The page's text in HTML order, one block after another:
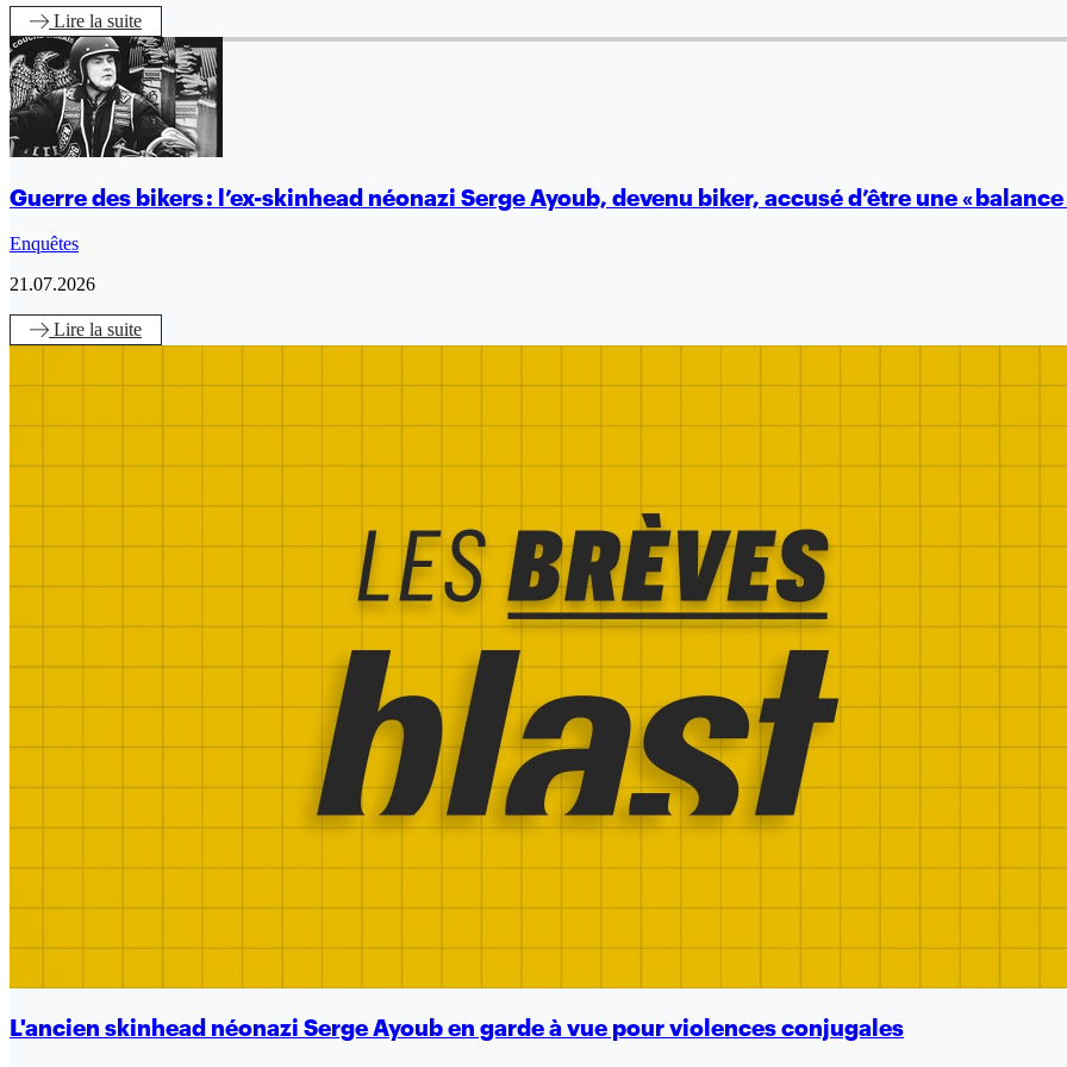
Lire la suite
Guerre des bikers : l’ex-skinhead néonazi Serge Ayoub, devenu biker, accusé d’être une « balance
Enquêtes
21.07.2026
Lire la suite
L'ancien skinhead néonazi Serge Ayoub en garde à vue pour violences conjugales